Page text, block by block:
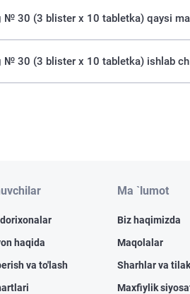
30 (3 blister х 10 tabletka) qaysi
30 (3 blister х 10 tabletka) ishlab
haqida
va to'lash
Ma `lumot
Biz haqimizda
Maqolalar
Sharhlar va
Maxfiylik